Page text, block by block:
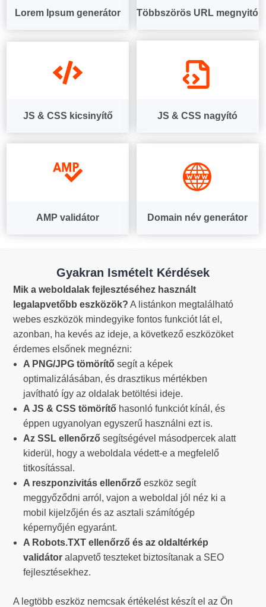
Lorem Ipsum generátor Többszörös URL megnyitó
JS & CSS kicsinyítő JS & CSS nagyító
AMP validátor Domain név generátor
Gyakran Ismételt Kérdések
Mik a weboldalak fejlesztéséhez használt
legalapvetőbb eszközök? A listánkon megtalálható
webes eszközök mindegyike fontos funkciót lát el,
azonban, ha kevés az ideje, a következő eszközöket
érdemes elsőnek megnézni:
A PNG/JPG tömörítő segít a képek
optimalizálásában, és drasztikus mértékben
javítható így az oldalak betöltési ideje.
A JS & CSS tömörítő hasonló funkciót kínál, és
éppen ugyanolyan egyszerű használni ezt is.
Az SSL ellenőrző segítségével másodpercek alatt
kiderül, hogy a weboldala védett-e a megfelelő
titkosítással.
A reszponzivitás ellenőrző eszköz segít
meggyőződni arról, vajon a weboldal jól néz ki a
mobil kijelzőjén és az asztali számítógép
képernyőjén egyaránt.
A Robots.TXT ellenőrző és az oldaltérkép
validátor alapvető teszteket biztosítanak a SEO
fejlesztésekhez.
A legtöbb eszköz nemcsak értékelést készít el az Ön